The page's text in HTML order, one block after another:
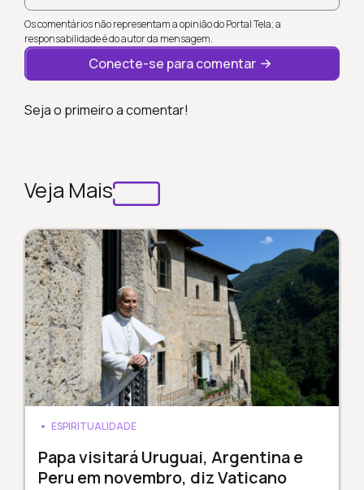
Os comentários não representam a opinião do Portal Tela; a
responsabilidade é do autor da mensagem.
Conecte-se para comentar
Seja o primeiro a comentar!
Veja Mais
ESPIRITUALIDADE
Papa visitará Uruguai, Argentina e
Peru em novembro, diz Vaticano